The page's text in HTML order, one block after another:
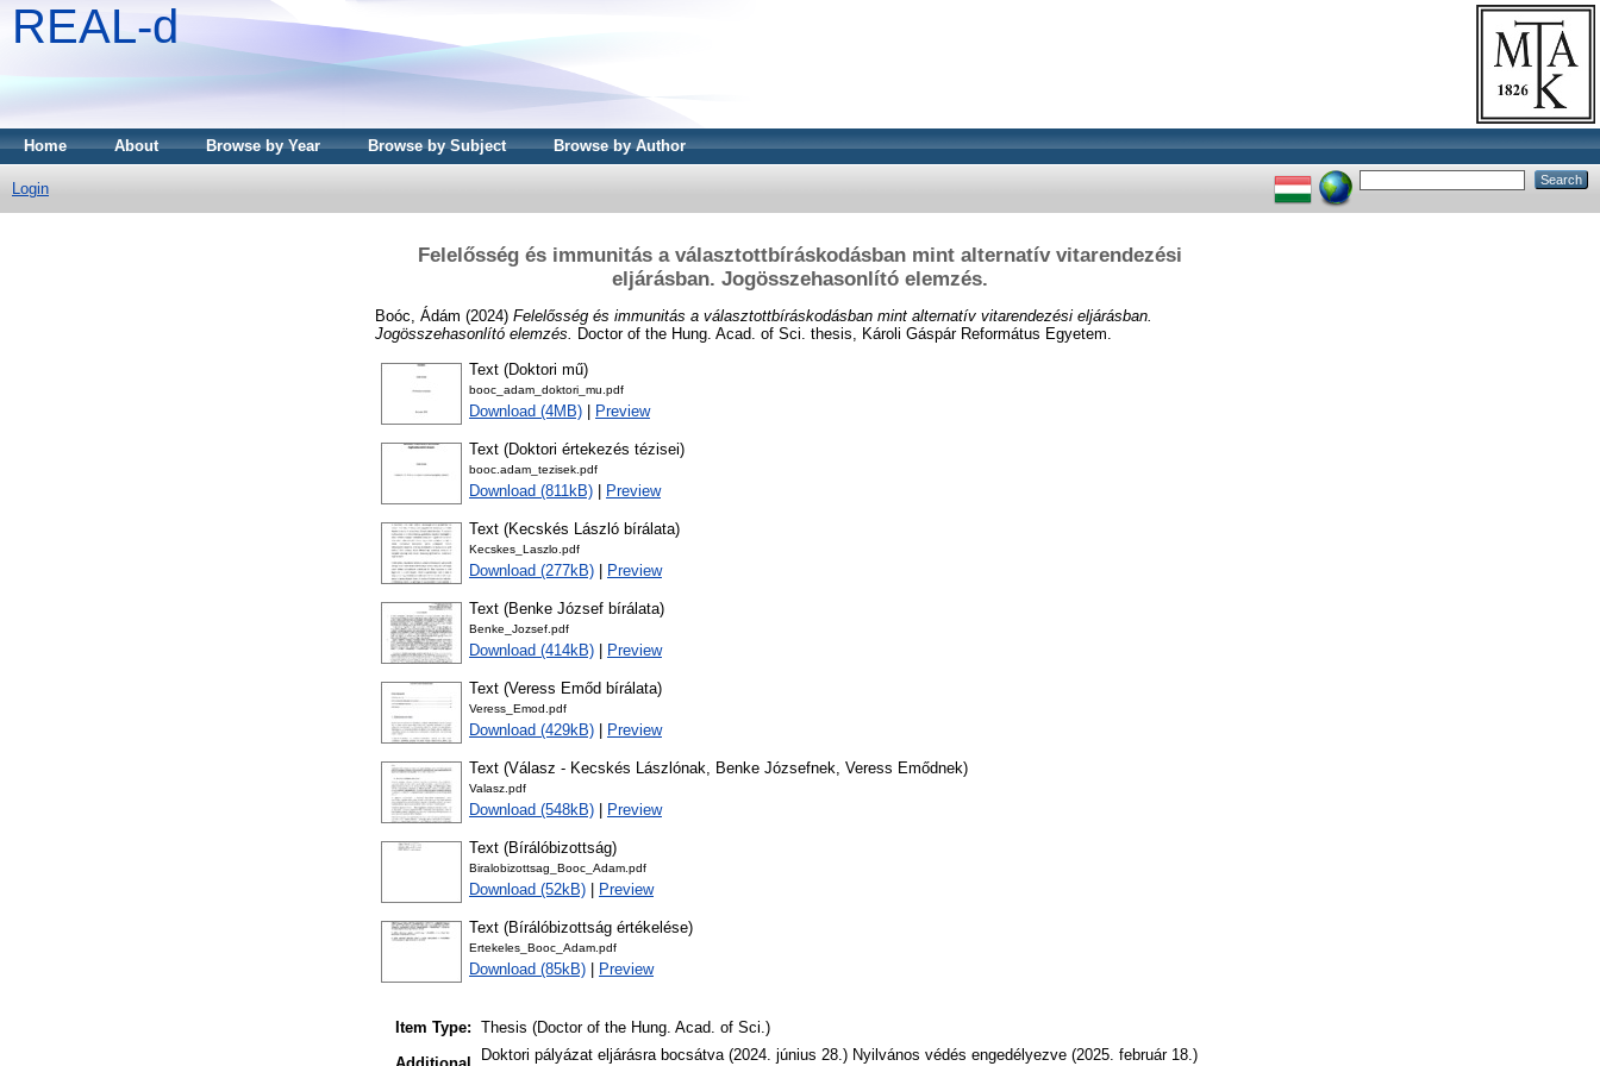
REAL-d
Home About Browse by Year Browse by Subject Browse by Author
Login
Felelősség és immunitás a választottbíráskodásban mint alternatív vitarendezési
eljárásban. Jogösszehasonlító elemzés.
Boóc, Ádám (2024) Felelősség és immunitás a választottbíráskodásban mint alternatív vitarendezési eljárásban.
Jogösszehasonlító elemzés.
Doctor of the Hung. Acad. of Sci. thesis, Károli Gáspár Református Egyetem.
Text (Doktori mű)
booc_adam_doktori_mu.pdf
Download (4MB) Preview
Text (Doktori értekezés tézisei)
booc.adam_tezisek.pdf
Download (811kB) Preview
Text (Kecskés László bírálata)
Kecskes_Laszlo.pdf
Download (277kB) Preview
Text (Benke József bírálata)
Benke_Jozsef.pdf
Download (414kB) Preview
Text (Veress Emőd bírálata)
Veress_Emod.pdf
Download (429kB) Preview
Text (Válasz - Kecskés Lászlónak, Benke Józsefnek, Veress Emődnek)
Valasz.pdf
Download (548kB) Preview
Text (Bírálóbizottság)
Biralobizottsag_Booc_Adam.pdf
Download (52kB) Preview
Text (Bírálóbizottság értékelése)
Ertekeles_Booc_Adam.pdf
Download (85kB) Preview
Item Type: Thesis (Doctor of the Hung. Acad. of Sci.)
Doktori pályázat eljárásra bocsátva (2024. június 28.) Nyilvános védés engedélyezve (2025. február 18.)